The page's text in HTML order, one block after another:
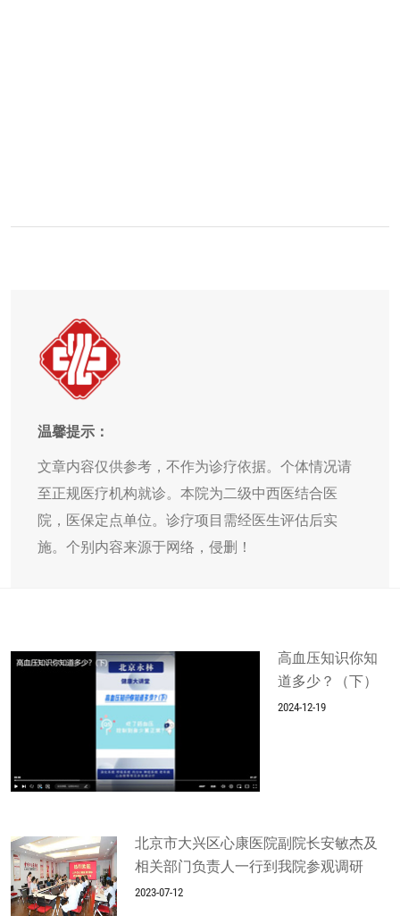
温馨提示：
文章内容仅供参考，不作为诊疗依据。个体情况请
至正规医疗机构就诊。本院为二级中西医结合医
院，医保定点单位。诊疗项目需经医生评估后实
施。个别内容来源于网络，侵删！
高血压知识你知
道多少？（下）
2024-12-19
北京市大兴区心康医院副院长安敏杰及
相关部门负责人一行到我院参观调研
2023-07-12